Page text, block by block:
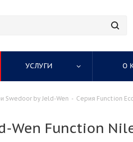
УСЛУГИ О
Swedoor by Jeld-Wen - Серия Function
Wen Function